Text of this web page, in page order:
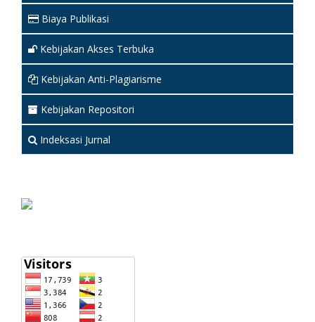
Biaya Publikasi
Kebijakan Akses Terbuka
Kebijakan Anti-Plagiarisme
Kebijakan Repositori
Indeksasi Jurnal